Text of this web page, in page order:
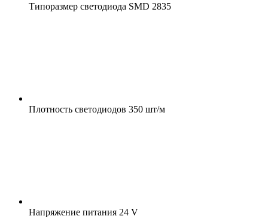
Типоразмер светодиода SMD 2835
Плотность светодиодов 350 шт/м
Напряжение питания 24 V